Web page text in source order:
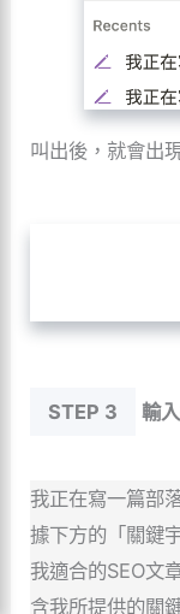
叫出後，就會出
STEP 3 輸
我正在寫一篇部
據下方的「關鍵
我適合的SEO文
含我所提供的關